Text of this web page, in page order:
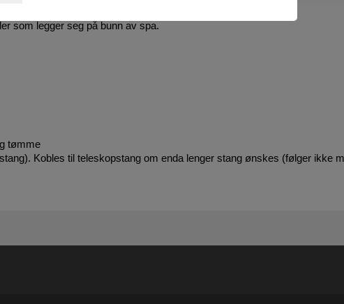
som legger seg på bunn av spa.
tømme
Kobles til teleskopstang om enda lenger stang ønskes (følger ikke